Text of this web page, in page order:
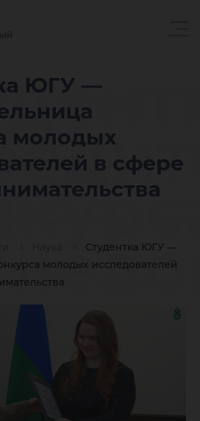
ЮГУ —
молодых
в сфере
Студентка ЮГУ —
молодых исследователей